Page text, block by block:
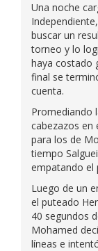
Una noche
buscar un
torneo y lo
haya costado
final se
cuenta.
Promediando
cabezazos en
para los de
tiempo
empatando el
Luego de un
el puteado
40 segundos
Mohamed
líneas e